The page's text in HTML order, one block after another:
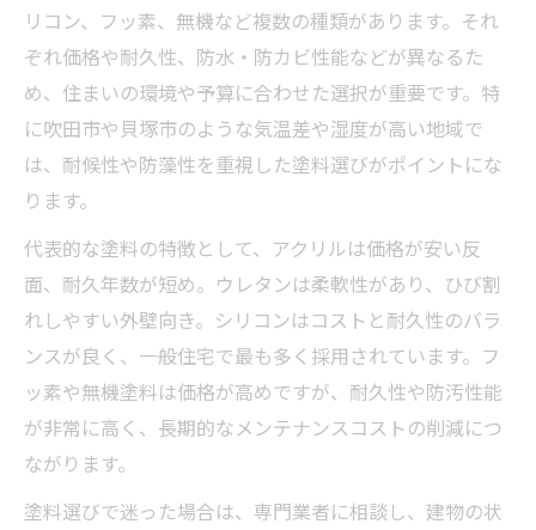
リコン、フッ素、無機など複数の種類があります。それ
ぞれ価格や耐久性、防水・防カビ性能などが異なるた
め、住まいの環境や予算に合わせた選択が重要です。特
に吹田市や貝塚市のような気温差や湿度が高い地域で
は、耐候性や防藻性を重視した塗料選びがポイントにな
ります。
代表的な塗料の特徴として、アクリルは価格が安い反
面、耐久年数が短め。ウレタンは柔軟性があり、ひび割
れしやすい外壁向き。シリコンはコストと耐久性のバラ
ンスが良く、一般住宅で最も多く採用されています。フ
ッ素や無機塗料は価格が高めですが、耐久性や防汚性能
が非常に高く、長期的なメンテナンスコストの削減につ
ながります。
塗料選びで迷った場合は、専門業者に相談し、建物の状